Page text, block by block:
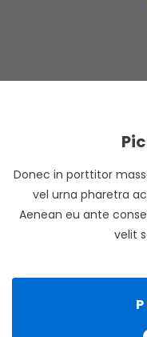
Donec in porttitor
vel urna pharetra
Aenean eu ante
velit